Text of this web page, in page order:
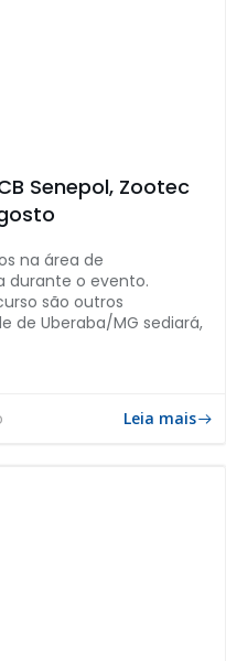
Senepol, Zootec
na área de
durante o evento.
são outros
de Uberaba/MG sediará,
Leia mais